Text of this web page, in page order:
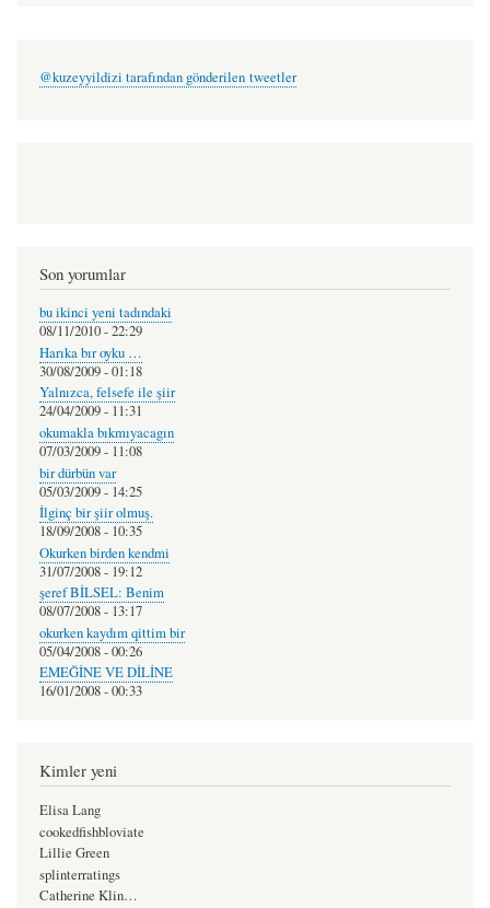
@kuzeyyildizi tarafından gönderilen tweetler
Son yorumlar
bu ikinci yeni tadındaki
08/11/2010 - 22:29
Harıka bır oyku …
30/08/2009 - 01:18
Yalnızca, felsefe ile şiir
24/04/2009 - 11:31
okumakla bıkmıyacagın
07/03/2009 - 11:08
bir dürbün var
05/03/2009 - 14:25
İlginç bir şiir olmuş.
18/09/2008 - 10:35
Okurken birden kendmi
31/07/2008 - 19:12
şeref BİLSEL: Benim
08/07/2008 - 13:17
okurken kaydım qittim bir
05/04/2008 - 00:26
EMEĞİNE VE DİLİNE
16/01/2008 - 00:33
Kimler yeni
Elisa Lang
cookedfishbloviate
Lillie Green
splinterratings
Catherine Klin…